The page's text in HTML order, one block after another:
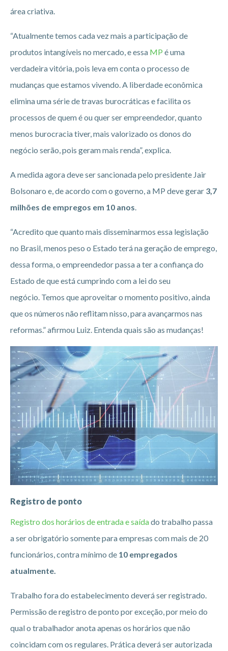
área criativa.
“Atualmente temos cada vez mais a participação de
produtos intangíveis no mercado, e essa MP é uma
verdadeira vitória, pois leva em conta o processo de
mudanças que estamos vivendo. A liberdade econômica
elimina uma série de travas burocráticas e facilita os
processos de quem é ou quer ser empreendedor, quanto
menos burocracia tiver, mais valorizado os donos do
negócio serão, pois geram mais renda”, explica.
A medida agora deve ser sancionada pelo presidente Jair
Bolsonaro e, de acordo com o governo, a MP deve gerar 3,7
milhões de empregos em 10 anos.
“Acredito que quanto mais disseminarmos essa legislação
no Brasil, menos peso o Estado terá na geração de emprego,
dessa forma, o empreendedor passa a ter a confiança do
Estado de que está cumprindo com a lei do seu
negócio. Temos que aproveitar o momento positivo, ainda
que os números não reflitam nisso, para avançarmos nas
reformas.” afirmou Luiz. Entenda quais são as mudanças!
Registro de ponto
Registro dos horários de entrada e saídado trabalho passa
a ser obrigatório somente para empresas com mais de 20
funcionários, contra mínimo de 10 empregados
atualmente.
Trabalho fora do estabelecimento deverá ser registrado.
Permissão de registro de ponto por exceção, por meio do
qual o trabalhador anota apenas os horários que não
coincidam com os regulares. Prática deverá ser autorizada